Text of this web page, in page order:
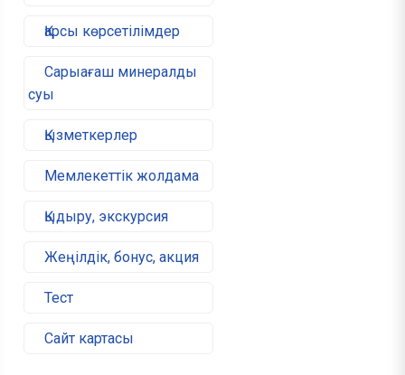
Қарсы көрсетілімдер
Сарыағаш минералды
суы
Қызметкерлер
Мемлекеттік жолдама
Қыдыру, экскурсия
Жеңілдік, бонус, акция
Тест
Сайт картасы